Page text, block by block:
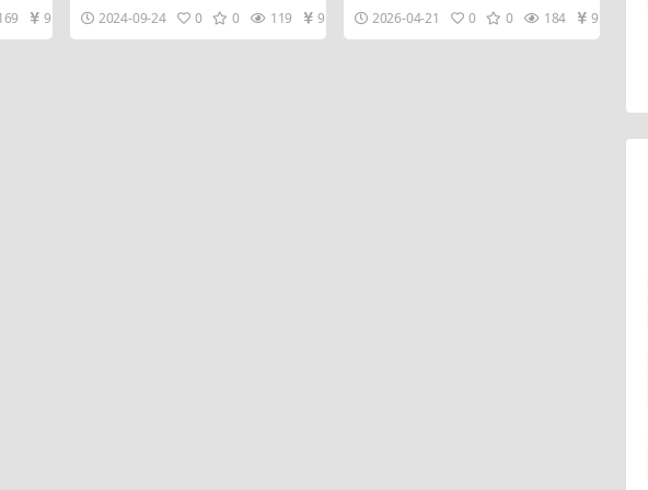
也
9.9
打通，简单粗暴
最新的方法。那么看过我课程的人应该
都知道...
2024-09-24 0 0 119 9.9
本，日赚数百出粉盈利
引流实战课，无需投流、直播、剪辑，
仅需1个抖...
2026-04-21 0 0 184 9.9